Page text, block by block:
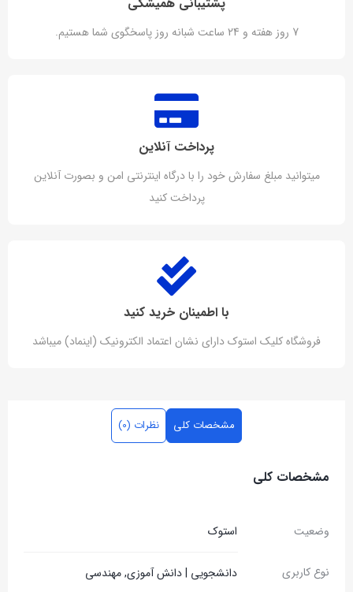
7 روز هفته و 24 ساعت شبانه روز پاسخگوی شما هستیم.
پرداخت آنلاین
میتوانید مبلغ سفارش خود را با درگاه اینترنتی امن و بصورت آنلاین
پرداخت کنید
با اطمینان خرید کنید
فروشگاه کلیک استوک دارای نشان اعتماد الکترونیک (اینماد) میباشد
مشخصات کلی نظرات (0)
مشخصات کلی
وضعیت استوک
نوع کاربری دانشجویی | دانش آموزی, مهندسی